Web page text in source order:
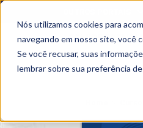
Nós utilizamos cookies para
navegando em nosso site, você
Se você recusar, suas
lembrar sobre sua preferência